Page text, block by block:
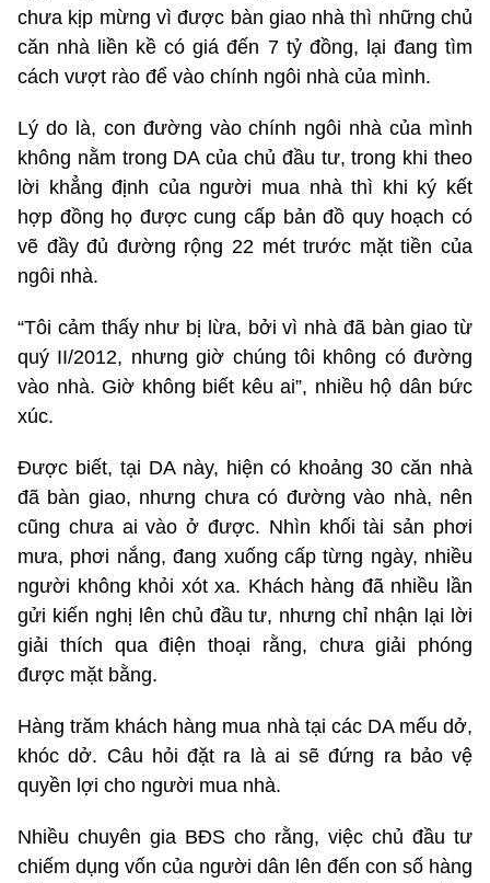
chưa kịp mừng vì được bàn giao nhà thì những chủ
căn nhà liền kề có giá đến 7 tỷ đồng, lại đang tìm
cách vượt rào để vào chính ngôi nhà của mình.
Lý do là, con đường vào chính ngôi nhà của mình
không nằm trong DA của chủ đầu tư, trong khi theo
lời khẳng định của người mua nhà thì khi ký kết
hợp đồng họ được cung cấp bản đồ quy hoạch có
vẽ đầy đủ đường rộng 22 mét trước mặt tiền của
ngôi nhà.
“Tôi cảm thấy như bị lừa, bởi vì nhà đã bàn giao từ
quý II/2012, nhưng giờ chúng tôi không có đường
vào nhà. Giờ không biết kêu ai”, nhiều hộ dân bức
xúc.
Được biết, tại DA này, hiện có khoảng 30 căn nhà
đã bàn giao, nhưng chưa có đường vào nhà, nên
cũng chưa ai vào ở được. Nhìn khối tài sản phơi
mưa, phơi nắng, đang xuống cấp từng ngày, nhiều
người không khỏi xót xa. Khách hàng đã nhiều lần
gửi kiến nghị lên chủ đầu tư, nhưng chỉ nhận lại lời
giải thích qua điện thoại rằng, chưa giải phóng
được mặt bằng.
Hàng trăm khách hàng mua nhà tại các DA mếu dở,
khóc dở. Câu hỏi đặt ra là ai sẽ đứng ra bảo vệ
quyền lợi cho người mua nhà.
Nhiều chuyên gia BĐS cho rằng, việc chủ đầu tư
chiếm dụng vốn của người dân lên đến con số hàng